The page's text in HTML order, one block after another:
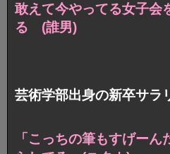
敢えて今やってる女子会
る (誰男)
芸術学部出身の新卒サラ
「こっちの筆もすげー